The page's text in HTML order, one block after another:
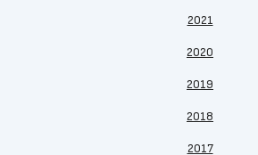
2021
2020
2019
2018
2017